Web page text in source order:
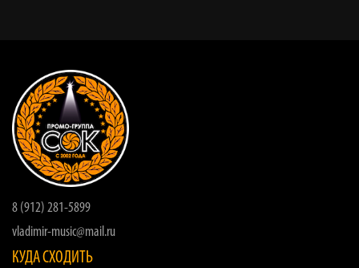
8 (912) 281-5899
vladimir-music@mail.ru
КУДА СХОДИТЬ